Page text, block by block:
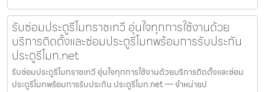
รับซ่อมประตูรีโมทราชเทวี อุ่นใจทุกการใช้งานด้วย
บริการติดตั้งและซ่อมประตูรีโมทพร้อมการรับประกัน
ประตูรีโมท.net
รับซ่อมประตูรีโมทราชเทวี อุ่นใจทุกการใช้งานด้วยบริการติดตั้งและซ่อม
ประตูรีโมทพร้อมการรับประกัน ประตูรีโมท.net — จำหน่ายป